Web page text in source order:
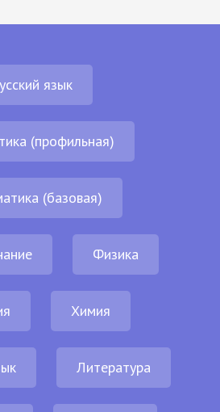
язык
(профильная)
(базовая)
Физика
Химия
Литература